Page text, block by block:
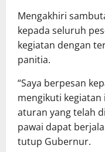
Mengakhiri
kepada seluruh
kegiatan dengan
panitia.
“Saya berpesan
mengikuti
aturan yang telah
pawai dapat
tutup Gubernur.